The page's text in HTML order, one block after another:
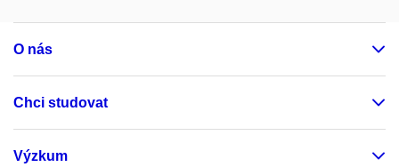
O nás
Chci studovat
Výzkum